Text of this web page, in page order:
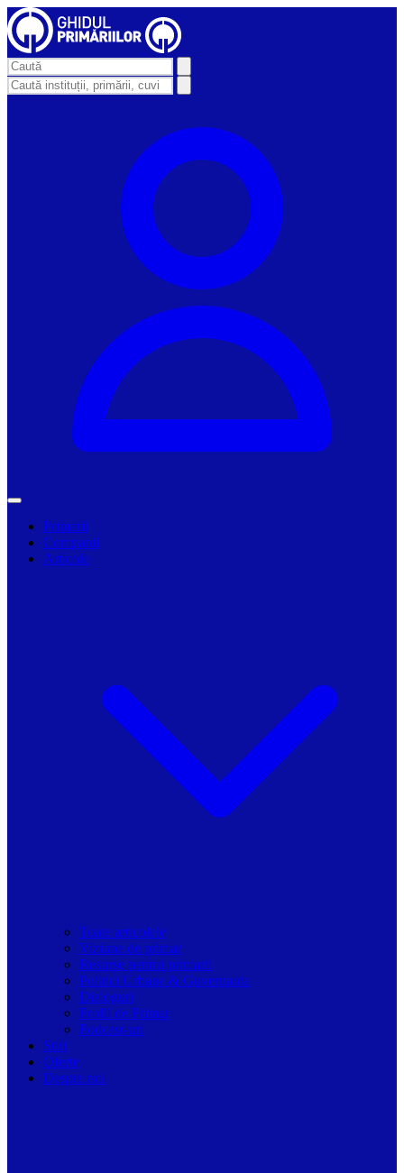
Primarii
Companii
Articole
Toate articolele
Viziune de primar
Resurse pentru primarii
Politici Urbane & Guvernanta
Dialoguri
Profil de Primar
Podcast-uri
Stiri
Oferte
Despre noi